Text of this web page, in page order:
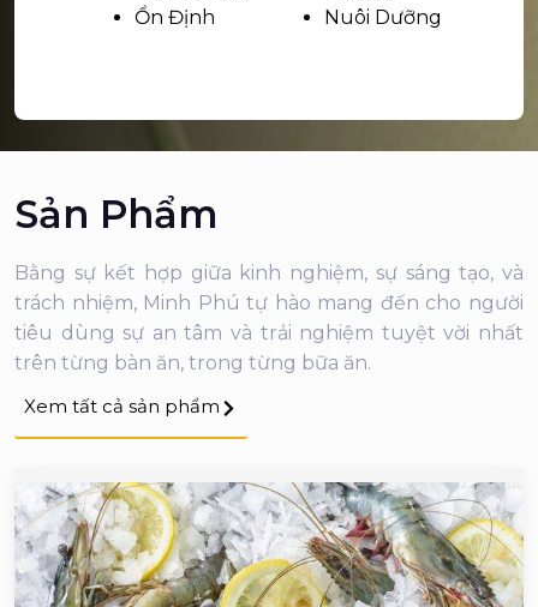
Ổn Định
Nuôi Dưỡng
Sản Phẩm
Xem tất cả sản phẩm
Bằng sự kết hợp giữa kinh nghiệm, sự sáng tạo, và
trách nhiệm, Minh Phú tự hào mang đến cho người
tiêu dùng sự an tâm và trải nghiệm tuyệt vời nhất
trên từng bàn ăn, trong từng bữa ăn.